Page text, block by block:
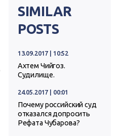
SIMILAR
POSTS
13.09.2017 | 10:52
Ахтем Чийгоз.
Судилище.
24.05.2017 | 00:01
Почему российский суд
отказался допросить
Рефата Чубарова?